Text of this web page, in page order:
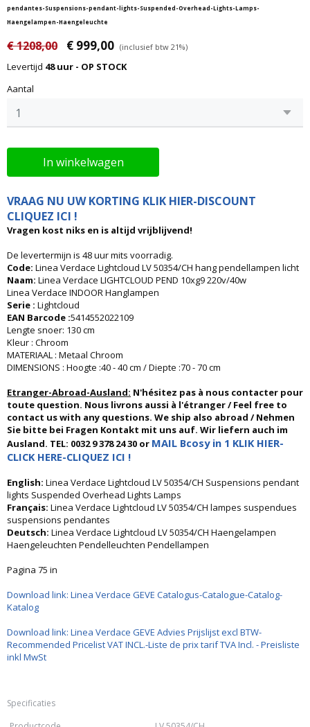
pendantes-Suspensions-pendant-lights-Suspended-Overhead-Lights-Lamps-
Haengelampen-Haengeleuchte
€ 1208,00 € 999,00 (inclusief btw 21%)
Levertijd 48 uur - OP STOCK
Aantal
In winkelwagen
VRAAG NU UW KORTING KLIK HIER-DISCOUNT
CLIQUEZ ICI !
Vragen kost niks en is altijd vrijblijvend!
De levertermijn is 48 uur mits voorradig.
Code: Linea Verdace Lightcloud LV 50354/CH hang pendellampen licht
Naam: Linea Verdace LIGHTCLOUD PEND 10xg9 220v/40w
Linea Verdace INDOOR Hanglampen
Serie : Lightcloud
EAN Barcode :5414552022109
Lengte snoer: 130 cm
Kleur : Chroom
MATERIAAL : Metaal Chroom
DIMENSIONS : Hoogte :40 - 40 cm / Diepte :70 - 70 cm
Etranger-Abroad-Ausland: N'hésitez pas à nous contacter pour
toute question. Nous livrons aussi à l'étranger / Feel free to
contact us with any questions. We ship also abroad / Nehmen
Sie bitte bei Fragen Kontakt mit uns auf. Wir liefern auch im
Ausland. TEL: 0032 9 378 24 30 or MAIL Bcosy in 1 KLIK HIER-
CLICK HERE-CLIQUEZ ICI !
English: Linea Verdace Lightcloud LV 50354/CH Suspensions pendant
lights Suspended Overhead Lights Lamps
Français: Linea Verdace Lightcloud LV 50354/CH lampes suspendues
suspensions pendantes
Deutsch: Linea Verdace Lightcloud LV 50354/CH Haengelampen
Haengeleuchten Pendelleuchten Pendellampen
Pagina 75 in
Download link: Linea Verdace GEVE Catalogus-Catalogue-Catalog-
Katalog
Download link: Linea Verdace GEVE Advies Prijslijst excl BTW-
Recommended Pricelist VAT INCL.-Liste de prix tarif TVA Incl. - Preisliste
inkl MwSt
Specificaties